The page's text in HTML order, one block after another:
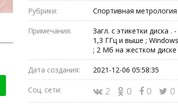
Рубрики: Спортивная
Примечания:
Загл. с этикетки диска
1,3 ГГц и выше ;
; 2 Мб на жестком диске
Дата создания: 2021-12-06 05:58:35
Соц. сети: 2 0 0 0